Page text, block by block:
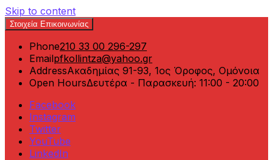
Skip to content
Στοιχεία Επικοινωνίας
Phone210 33 00 296-297
Emailpfkollintza@yahoo.gr
AddressΑκαδημίας 91-93, 1ος Όροφος, Ομόνοια
Open HoursΔευτέρα - Παρασκευή: 11:00 - 20:00
Facebook
Instagram
Twitter
YouTube
LinkedIn